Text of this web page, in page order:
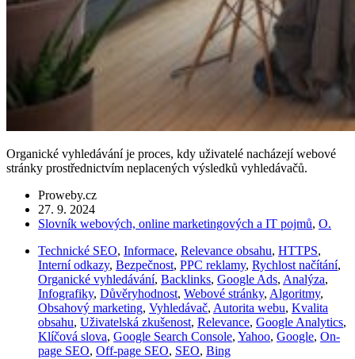
Organické vyhledávání je proces, kdy uživatelé nacházejí webové
stránky prostřednictvím neplacených výsledků vyhledávačů.
Proweby.cz
27. 9. 2024
Slovník webových, online marketingových a IT pojmů, O.
Technické SEO, Informace, Relevance obsahu, HTTPS,
Interní odkazy, Bezpečnost, PPC reklamy, Rychlost načítání,
Organické vyhledávání, Backlinks, Google Ads, Analýza,
Infografiky, Důvěryhodnost, Webové stránky, Algoritmy,
Obsahový marketing, Vyhledávač, Autorita webu, Kvalita
obsahu, Uživatelská zkušenost, Relevance, Google Analytics,
Klíčová slova, Google Search Console, Yahoo, Google, On-
page SEO, Off-page SEO, SEO, Bing